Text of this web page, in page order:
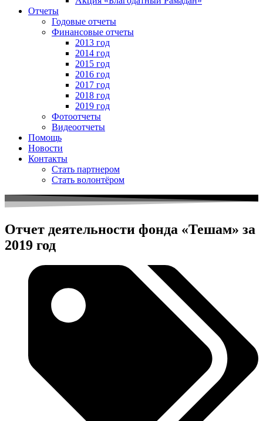
Отчеты
Годовые отчеты
Финансовые отчеты
2013 год
2014 год
2015 год
2016 год
2017 год
2018 год
2019 год
Фотоотчеты
Видеоотчеты
Помощь
Новости
Контакты
Стать партнером
Стать волонтёром
Отчет деятельности фонда «Тешам» за
2019 год